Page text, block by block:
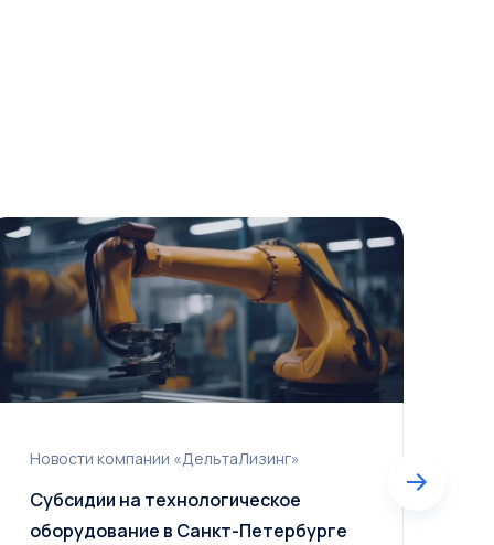
Новости компании «ДельтаЛизинг»
Субсидии на технологическое
оборудование в Санкт-Петербурге